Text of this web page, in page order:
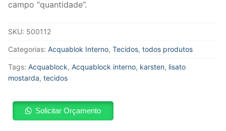
campo “quantidade”.
SKU: 500112
Categorias: Acquablok Interno, Tecidos, todos produtos
Tags: Acquablock, Acquablock interno, karsten, lisato
mostarda, tecidos
Solicitar Orçamento